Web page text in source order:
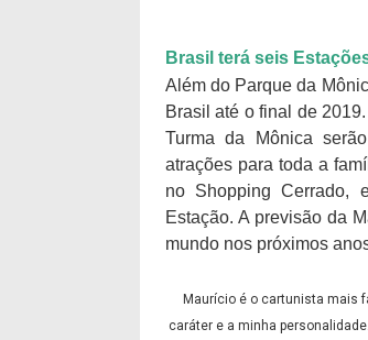
Brasil terá seis
Além do Parque da
Brasil até o final de
Turma da Mônica
atrações para toda a
no Shopping Cerrado,
Estação. A previsão da
mundo nos próximos
Maurício é o cartunista mais
caráter e a minha